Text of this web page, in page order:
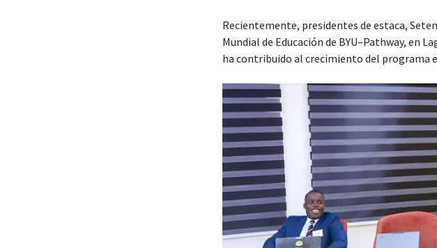
Recientemente, presidentes de estaca,
Mundial de Educación de BYU–Pathway, en
ha contribuido al crecimiento del programa